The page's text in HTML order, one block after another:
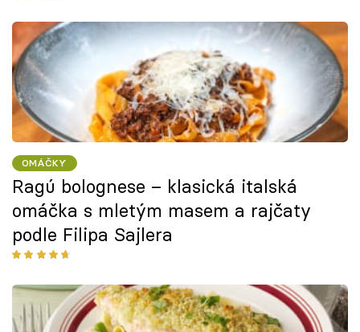
OMÁČKY
Ragú bolognese – klasická italská
omáčka s mletým masem a rajčaty
podle Filipa Sajlera